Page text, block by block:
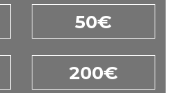
50€
200€